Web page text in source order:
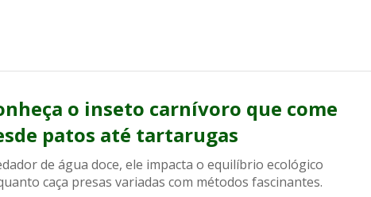
o inseto carnívoro que come
patos até tartarugas
de água doce, ele impacta o equilíbrio ecológico
caça presas variadas com métodos fascinantes.